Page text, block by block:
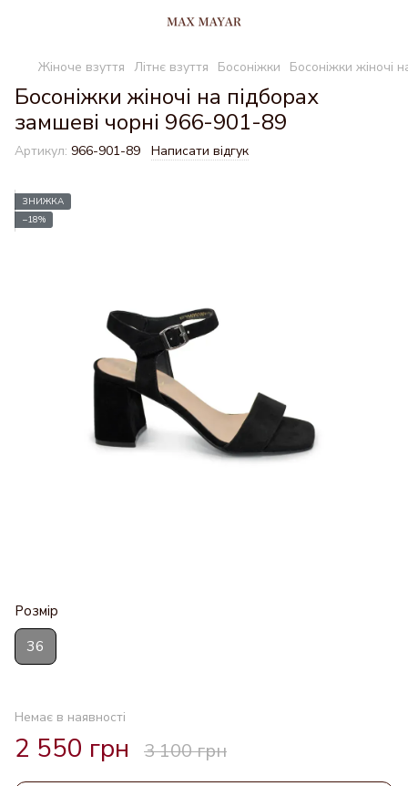
Жіноче взуття Літнє взуття Босоніжки Босоніжки жіночі
Босоніжки жіночі на підборах
замшеві чорні 966-901-89
Артикул: 966-901-89 Написати відгук
ЗНИЖКА
−18%
Розмір
36
Немає в наявності
2 550 грн 3 100 грн